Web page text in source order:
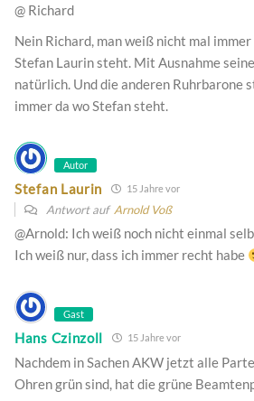
@ Richard
Nein Richard, man weiß nicht mal
Stefan Laurin steht. Mit Ausnahme
natürlich. Und die anderen Ruhrbarone
immer da wo Stefan steht.
Autor
Stefan Laurin 15 Jahre vor
Antwort auf Arnold Voß
@Arnold: Ich weiß noch nicht einmal
Ich weiß nur, dass ich immer recht habe
Gast
Hans Czinzoll 15 Jahre vor
Nachdem in Sachen AKW jetzt alle
Ohren grün sind, hat die grüne